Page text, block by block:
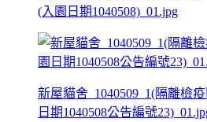
(入園日期1040508)_01.jpg
新屋貓舍_1040509_1(隔離檢
日期1040508公告編號